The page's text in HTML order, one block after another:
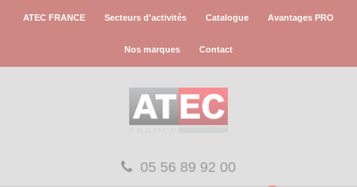
ATEC FRANCE Secteurs d'activités Catalogue Avantages PRO
Nos marques Contact
05 56 89 92 00